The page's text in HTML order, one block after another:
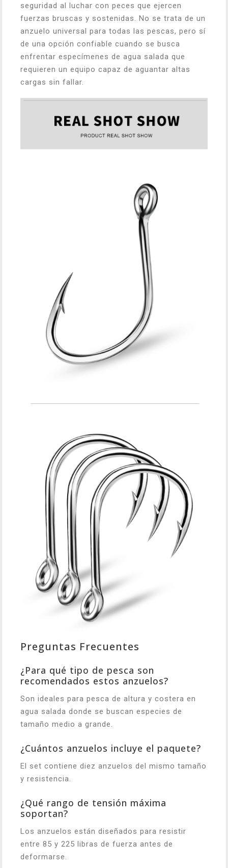
seguridad al luchar con peces que ejercen
fuerzas bruscas y sostenidas. No se trata de un
anzuelo universal para todas las pescas, pero sí
de una opción confiable cuando se busca
enfrentar especímenes de agua salada que
requieren un equipo capaz de aguantar altas
cargas sin fallar.
Preguntas Frecuentes
¿Para qué tipo de pesca son
recomendados estos anzuelos?
Son ideales para pesca de altura y costera en
agua salada donde se buscan especies de
tamaño medio a grande.
¿Cuántos anzuelos incluye el paquete?
El set contiene diez anzuelos del mismo tamaño
y resistencia.
¿Qué rango de tensión máxima
soportan?
Los anzuelos están diseñados para resistir
entre 85 y 225 libras de fuerza antes de
deformarse.